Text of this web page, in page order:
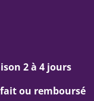
2 à 4 jours
ou remboursé